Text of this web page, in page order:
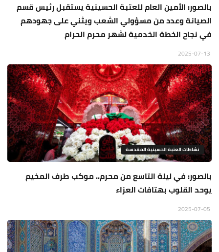
بالصور: الأمين العام للعتبة الحسينية يستقبل رئيس قسم
الصيانة وعدد من مسؤولي الشعب ويثني على جهودهم
في نجاح الخطة الخدمية لشهر محرم الحرام
نشاطات العتبة الحسينية المقدسة
بالصور: في ليلة التاسع من محرم.. موكب طرف المخيم
يوحد القلوب بهتافات العزاء